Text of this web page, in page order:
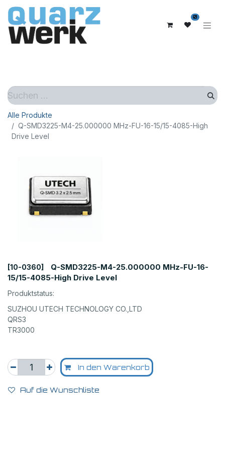
0
Alle Produkte
Q-SMD3225-M4-25.000000 MHz-FU-16-15/15-4085-High
Drive Level
[10-0360]
Q-SMD3225-M4-25.000000 MHz-FU-16-
15/15-4085-High Drive Level
Produktstatus:
SUZHOU UTECH TECHNOLOGY CO.,LTD
QRS3
TR3000
In den Warenkorb
Auf die Wunschliste